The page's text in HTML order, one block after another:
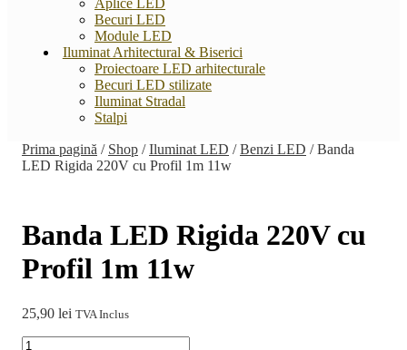
Becuri LED
Module LED
Iluminat Arhitectural & Biserici
Proiectoare LED arhitecturale
Becuri LED stilizate
Iluminat Stradal
Stalpi
Prima pagină / Shop /Iluminat LED /Benzi LED /Banda
LED Rigida 220V cu Profil 1m 11w
Banda LED Rigida 220V cu
Profil 1m 11w
25,90 lei TVA Inclus
Cantitate